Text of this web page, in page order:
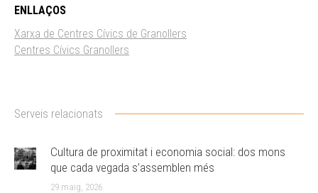
ENLLAÇOS
Xarxa de Centres Cívics de Granollers
Centres Cívics Granollers
Serveis relacionats
Cultura de proximitat i economia social: dos mons
que cada vegada s’assemblen més
29 maig, 2026